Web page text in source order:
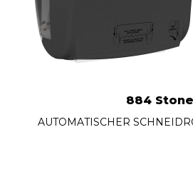
884 Stone
AUTOMATISCHER